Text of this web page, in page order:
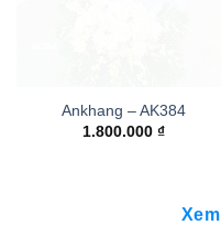
Ankhang – AK384
1.800.000 ₫